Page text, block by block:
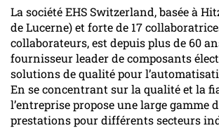
La société EHS Switzerland, basée à
de Lucerne) et forte de 17
collaborateurs, est depuis plus de 60
fournisseur leader de composants
solutions de qualité pour
En se concentrant sur la qualité et la
l’entreprise propose une large gamme
prestations pour différents secteurs